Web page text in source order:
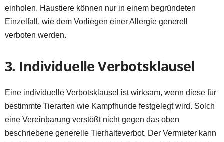
einholen. Haustiere können nur in einem begründeten
Einzelfall, wie dem Vorliegen einer Allergie generell
verboten werden.
3. Individuelle Verbotsklausel
Eine individuelle Verbotsklausel ist wirksam, wenn diese für
bestimmte Tierarten wie Kampfhunde festgelegt wird. Solch
eine Vereinbarung verstößt nicht gegen das oben
beschriebene generelle Tierhalteverbot. Der Vermieter kann